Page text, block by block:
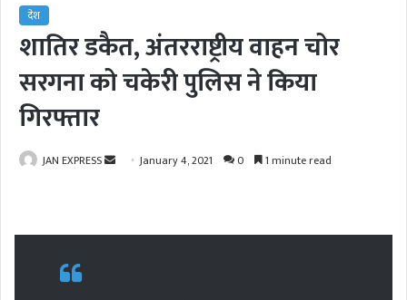
देश
शातिर डकैत, अंतरराष्ट्रीय वाहन चोर
सरगना को चकेरी पुलिस ने किया
गिरफ्तार
JAN EXPRESS January 4, 2021 0 1 minute read